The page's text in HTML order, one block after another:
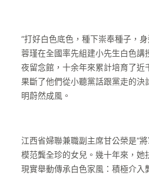
“打好白色底色，種下崇奉種子，
蓉瑾在全國率先組建小先生白色講
夜留念館，十余年來累計培育了近
果斷了他們從小聽黨話跟黨走的決
明蔚然成風。
江西省婦聯兼職副主席甘公榮是“
模范龔全珍的女兒。幾十年來，她
現實舉動傳承白色家風：積極介入